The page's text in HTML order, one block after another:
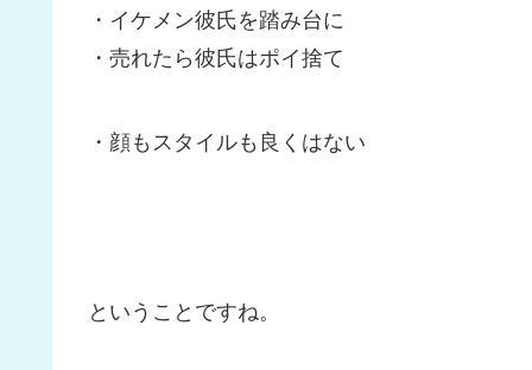
・イケメン彼氏を踏み台に
・売れたら彼氏はポイ捨て
・顔もスタイルも良くはない
ということですね。